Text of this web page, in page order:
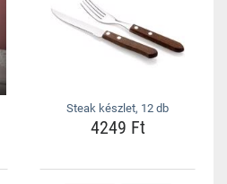
Steak készlet, 12 db
4249 Ft